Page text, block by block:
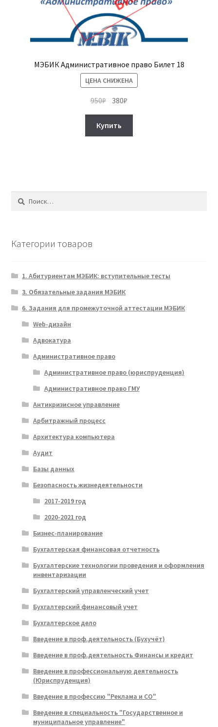
МЭБИК Административное право Билет 18
ЦЕНА СНИЖЕНА
950₽ Первоначальная
цена
составляла
950₽.
380₽
цена:
Купить
Найти:
Категории товаров
1. Абитуриентам МЭБИК: вступительные тесты
3. Обязательные задания МЭБИК
6. Задания для промежуточной аттестации МЭБИК
Web-дизайн
Адвокатура
Административное право
Административное право (юриспруденция)
Административное право ГМУ
Антикризисное управление
Арбитражный процесс
Архитектура компьютера
Аудит
Базы данных
Безопасность жизнедеятельности
2017-2019 год
2020-2021 год
Бизнес-планирование
Бухгалтерская финансовая отчетность
Бухгалтерские технологии проведения и оформления
инвентаризации
Бухгалтерский управленческий учет
Бухгалтерский финансовый учет
Бухгалтерское дело
Введение в проф.деятельность (Бухучёт)
Введение в проф.деятельность Финансы и кредит
Введение в профессиональную деятельность
(Юриспруденция)
Введение в профессию "Реклама и СО"
Введение в специальность "Государственное и
муниципальное управление"